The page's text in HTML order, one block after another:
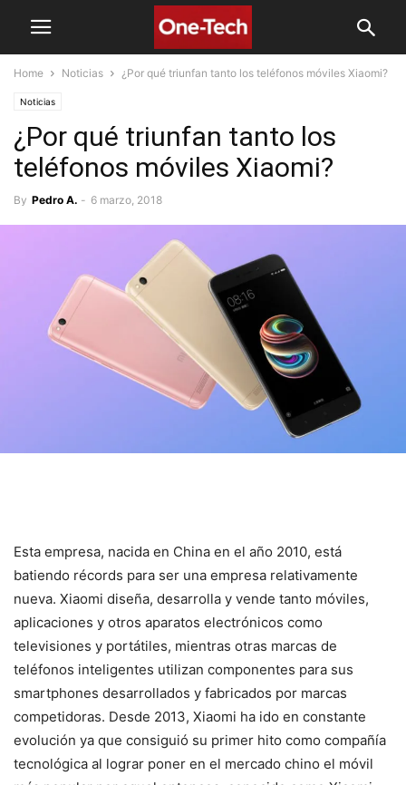
Home Noticias ¿Por qué triunfan tanto los teléfonos móviles Xiaomi?
Noticias
¿Por qué triunfan tanto los
teléfonos móviles Xiaomi?
By Pedro A. - 6 marzo, 2018
Esta empresa, nacida en China en el año 2010, está
batiendo récords para ser una empresa relativamente
nueva. Xiaomi diseña, desarrolla y vende tanto móviles,
aplicaciones y otros aparatos electrónicos como
televisiones y portátiles, mientras otras marcas de
teléfonos inteligentes utilizan componentes para sus
smartphones desarrollados y fabricados por marcas
competidoras. Desde 2013, Xiaomi ha ido en constante
evolución ya que consiguió su primer hito como compañía
tecnológica al lograr poner en el mercado chino el móvil